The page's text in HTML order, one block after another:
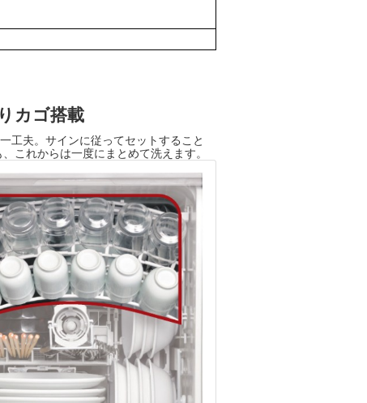
カゴ搭載
工夫。サインに従ってセットすること
これからは一度にまとめて洗えます。